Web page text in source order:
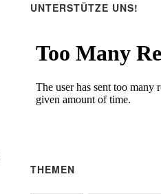
UNTERSTÜTZE UNS!
THEMEN